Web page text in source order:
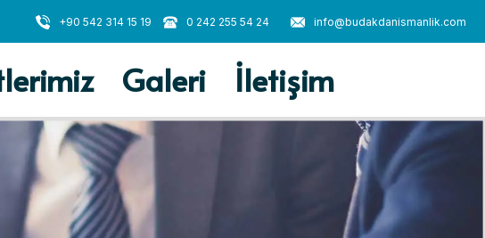
+90 542 314 15 19 0 242 255 54 24 info@budakdanismanlik.com
Galeri İletişim